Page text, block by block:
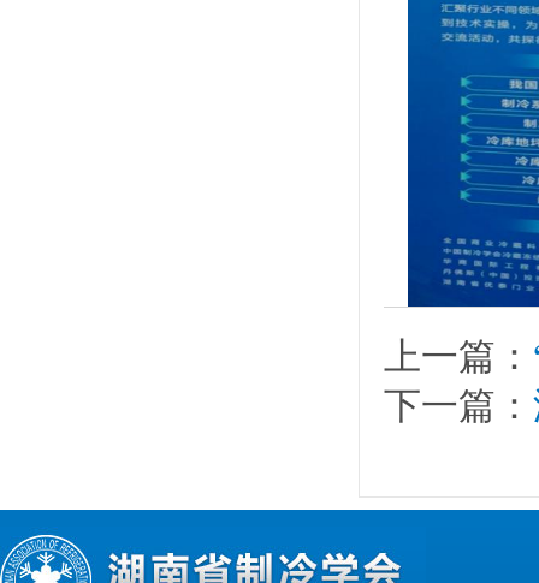
上一篇：
下一篇：